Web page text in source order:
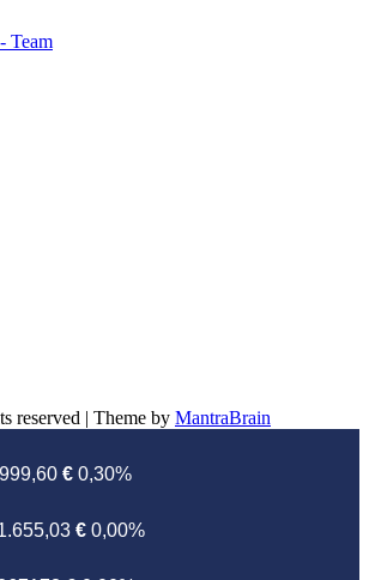
Team
reserved | Theme by MantraBrain
€ 0,30%
€ 0,00%